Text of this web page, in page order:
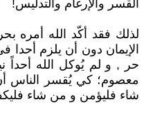
القسر والإرغام والتدليس!
لذلك فقد أكّد الله أمره
الإيمان دون أن يلزم أحدا
حر , و لم يُوكل الله أحداً
معصوم؛ كي يُقسر الناس أن
شاء فليؤمن و من شاء